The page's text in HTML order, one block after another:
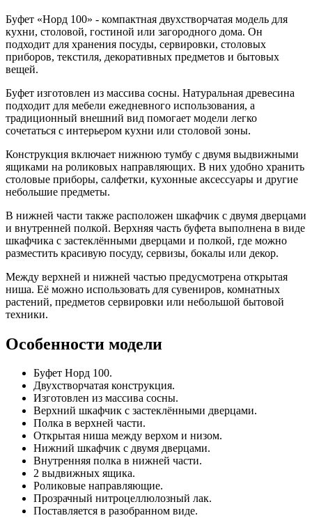
Буфет «Норд 100» - компактная двухстворчатая модель для
кухни, столовой, гостиной или загородного дома. Он
подходит для хранения посуды, сервировки, столовых
приборов, текстиля, декоративных предметов и бытовых
вещей.
Буфет изготовлен из массива сосны. Натуральная древесина
подходит для мебели ежедневного использования, а
традиционный внешний вид помогает модели легко
сочетаться с интерьером кухни или столовой зоны.
Конструкция включает нижнюю тумбу с двумя выдвижными
ящиками на роликовых направляющих. В них удобно хранить
столовые приборы, салфетки, кухонные аксессуары и другие
небольшие предметы.
В нижней части также расположен шкафчик с двумя дверцами
и внутренней полкой. Верхняя часть буфета выполнена в виде
шкафчика с застеклёнными дверцами и полкой, где можно
разместить красивую посуду, сервизы, бокалы или декор.
Между верхней и нижней частью предусмотрена открытая
ниша. Её можно использовать для сувениров, комнатных
растений, предметов сервировки или небольшой бытовой
техники.
Особенности модели
Буфет Норд 100.
Двухстворчатая конструкция.
Изготовлен из массива сосны.
Верхний шкафчик с застеклёнными дверцами.
Полка в верхней части.
Открытая ниша между верхом и низом.
Нижний шкафчик с двумя дверцами.
Внутренняя полка в нижней части.
2 выдвижных ящика.
Роликовые направляющие.
Прозрачный нитроцеллюлозный лак.
Поставляется в разобранном виде.